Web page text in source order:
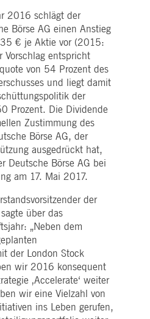
2016 schlägt der
Börse AG einen Anstieg
€ je Aktie vor (2015:
entspricht
von 54 Prozent des
und liegt damit
der
Prozent. Die Dividende
Zustimmung des
Börse AG, der
ausgedrückt hat,
Deutsche Börse AG bei
am 17. Mai 2017.
der
über das
„Neben dem
der London Stock
wir 2016 konsequent
‚Accelerate‘ weiter
wir eine Vielzahl von
ins Leben gerufen,
Application Gateway zur
Aufrechterhaltung der
Sticky Session verwendet.
Monate
4
Wochen
Wird verwendet, um die
Zustimmung des Gastes
zur Verwendung von
Cookies für nicht
wesentliche Zwecke zu
speichern
Sitzung
Dieses Cookie wird vom
Application Gateway
zusätzlich zu
verwendet, um die Sticky
Session auch bei Cross-
Origin-Anfragen
Verbindung mit dem
Lastausgleich verwendet,
gleichen Server für jede
werden, die
Benutzererfahrung durch
die Förderung einer
effektiven
Ressourcennutzung zu
verbessern. Insbesondere
unterstützt die CORS
(Cross-Origin Resource
Sharing) Version die